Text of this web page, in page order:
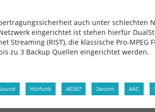
auch unter schlechten
eingerichtet ist stehen hierfür
Streaming (RIST), die klassische Pro-MPEG
zu 3 Backup Quellen eingerichtet werden.
Hörfunk AES67 2wcom AAC